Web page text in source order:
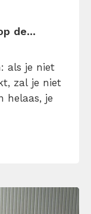
de...
als je niet
zal je niet
helaas, je
wat zijn